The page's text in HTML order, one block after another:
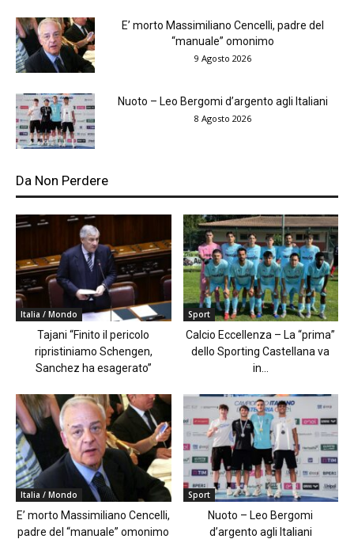
E’ morto Massimiliano Cencelli, padre del
“manuale” omonimo
9 Agosto 2026
Nuoto – Leo Bergomi d’argento agli Italiani
8 Agosto 2026
Da Non Perdere
Italia / Mondo
Tajani “Finito il pericolo
ripristiniamo Schengen,
Sanchez ha esagerato”
Sport
Calcio Eccellenza – La “prima”
dello Sporting Castellana va
in...
Italia / Mondo
E’ morto Massimiliano Cencelli,
padre del “manuale” omonimo
Sport
Nuoto – Leo Bergomi
d’argento agli Italiani